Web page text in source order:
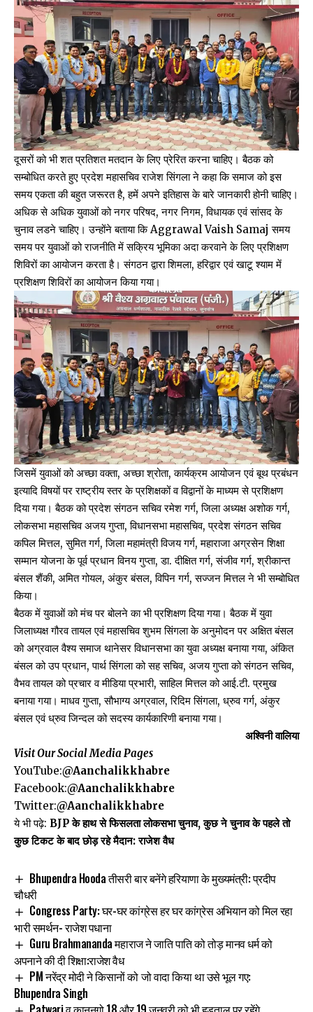
दूसरों को भी शत प्रतिशत मतदान के लिए प्रेरित करना चाहिए। बैठक को
सम्बोधित करते हुए प्रदेश महासचिव राजेश सिंगला ने कहा कि समाज को इस
समय एकता की बहुत जरूरत है, हमें अपने इतिहास के बारे जानकारी होनी चाहिए।
अधिक से अधिक युवाओं को नगर परिषद, नगर निगम, विधायक एवं सांसद के
चुनाव लडने चाहिए। उन्होंने बताया कि Aggrawal Vaish Samaj समय
समय पर युवाओं को राजनीति में सक्रिय भूमिका अदा करवाने के लिए प्रशिक्षण
शिविरों का आयोजन करता है। संगठन द्वारा शिमला, हरिद्वार एवं खाटू श्याम में
प्रशिक्षण शिविरों का आयोजन किया गया।
जिसमें युवाओं को अच्छा वक्ता, अच्छा श्रोता, कार्यक्रम आयोजन एवं बूथ प्रबंधन
इत्यादि विषयों पर राष्ट्रीय स्तर के प्रशिक्षकों व विद्वानों के माध्यम से प्रशिक्षण
दिया गया। बैठक को प्रदेश संगठन सचिव रमेश गर्ग, जिला अध्यक्ष अशोक गर्ग,
लोकसभा महासचिव अजय गुप्ता, विधानसभा महासचिव, प्रदेश संगठन सचिव
कपिल मित्तल, सुमित गर्ग, जिला महामंत्री विजय गर्ग, महाराजा अग्रसेन शिक्षा
सम्मान योजना के पूर्व प्रधान विनय गुप्ता, डा. दीक्षित गर्ग, संजीव गर्ग, श्रीकान्त
बंसल शैंकी, अमित गोयल, अंकुर बंसल, विपिन गर्ग, सज्जन मित्तल ने भी सम्बोधित
किया।
बैठक में युवाओं को मंच पर बोलने का भी प्रशिक्षण दिया गया। बैठक में युवा
जिलाध्यक्ष गौरव तायल एवं महासचिव शुभम सिंगला के अनुमोदन पर अक्षित बंसल
को अग्रवाल वैश्य समाज थानेसर विधानसभा का युवा अध्यक्ष बनाया गया, अंकित
बंसल को उप प्रधान, पार्थ सिंगला को सह सचिव, अजय गुप्ता को संगठन सचिव,
वैभव तायल को प्रचार व मीडिया प्रभारी, साहिल मित्तल को आई.टी. प्रमुख
बनाया गया। माधव गुप्ता, सौभाग्य अग्रवाल, रिदिम सिंगला, ध्रुव गर्ग, अंकुर
बंसल एवं ध्रुव जिन्दल को सदस्य कार्यकारिणी बनाया गया।
अश्विनी वालिया
Visit Our Social Media Pages
YouTube:@Aanchalikkhabre
Facebook:@Aanchalikkhabre
Twitter:@Aanchalikkhabre
ये भी पढ़े: BJP के हाथ से फिसलता लोकसभा चुनाव, कुछ ने चुनाव के पहले तो
कुछ टिकट के बाद छोड़ रहे मैदान: राजेश वैध
Bhupendra Hooda तीसरी बार बनेंगे हरियाणा के मुख्यमंत्री: प्रदीप
चौधरी
Congress Party: घर-घर कांग्रेस हर घर कांग्रेस अभियान को मिल रहा
भारी समर्थन- राजेश पधाना
Guru Brahmananda महाराज ने जाति पाति को तोड़ मानव धर्म को
अपनाने की दी शिक्षा:राजेश वैध
PM नरेंद्र मोदी ने किसानों को जो वादा किया था उसे भूल गए:
Bhupendra Singh